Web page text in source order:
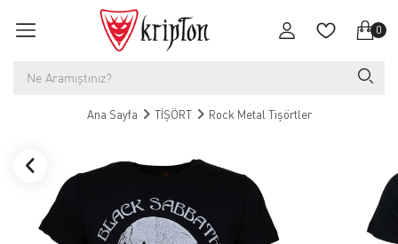
0
Ana Sayfa TİŞÖRT Rock Metal Tişörtler